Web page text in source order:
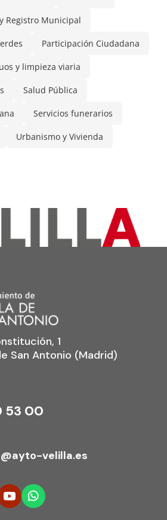
Registro Municipal
Participación Ciudadana
y limpieza viaria
Salud Pública
Servicios funerarios
Urbanismo y Vivienda
1
San Antonio (Madrid)
53 00
velilla.es